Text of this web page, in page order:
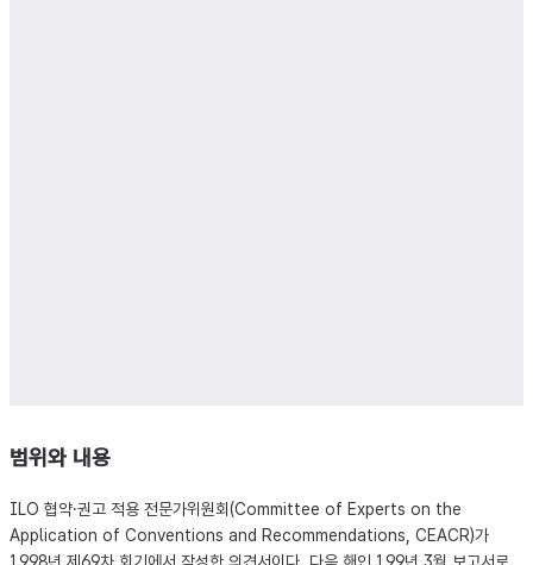
범위와 내용
ILO 협약·권고 적용 전문가위원회(Committee of Experts on the
Application of Conventions and Recommendations, CEACR)가